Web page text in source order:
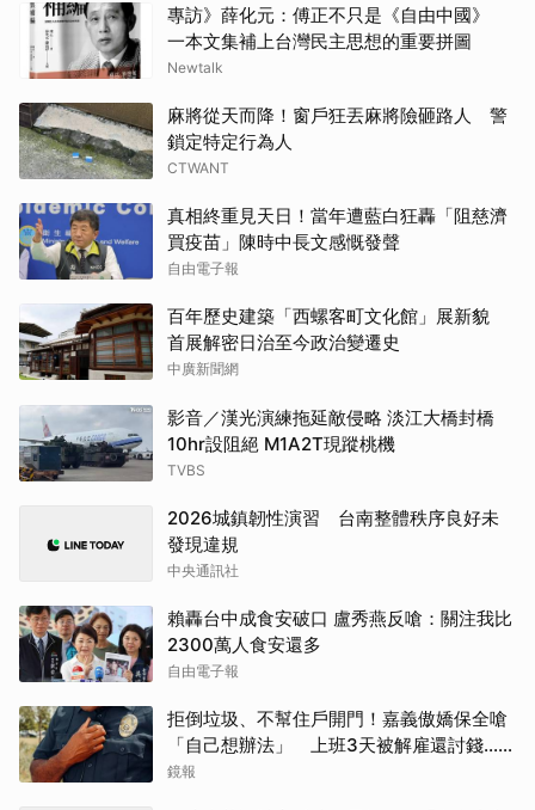
專訪》薛化元：傅正不只是《自由中國》
一本文集補上台灣民主思想的重要拼圖
Newtalk
麻將從天而降！窗戶狂丟麻將險砸路人 警
鎖定特定行為人
CTWANT
真相終重見天日！當年遭藍白狂轟「阻慈濟
買疫苗」陳時中長文感慨發聲
自由電子報
百年歷史建築「西螺客町文化館」展新貌
首展解密日治至今政治變遷史
中廣新聞網
影音／漢光演練拖延敵侵略 淡江大橋封橋
10hr設阻絕 M1A2T現蹤桃機
TVBS
2026城鎮韌性演習 台南整體秩序良好未
發現違規
中央通訊社
賴轟台中成食安破口 盧秀燕反嗆：關注我比
2300萬人食安還多
自由電子報
拒倒垃圾、不幫住戶開門！嘉義傲嬌保全嗆
「自己想辦法」 上班3天被解雇還討錢...法
官判付薪
鏡報